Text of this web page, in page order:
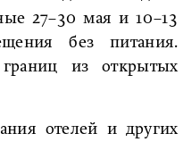
27–30 мая и 10–13
без питания.
из открытых
отелей и других